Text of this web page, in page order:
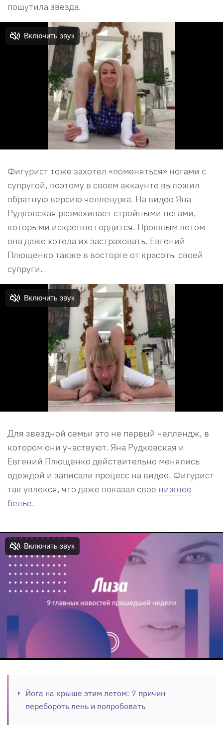
пошутила звезда.
Фигурист тоже захотел «поменяться» ногами с
супругой, поэтому в своем аккаунте выложил
обратную версию челленджа. На видео Яна
Рудковская размахивает стройными ногами,
которыми искренне гордится. Прошлым летом
она даже хотела их застраховать. Евгений
Плющенко также в восторге от красоты своей
супруги.
Для звездной семьи это не первый челлендж, в
котором они участвуют. Яна Рудковская и
Евгений Плющенко действительно менялись
одеждой и записали процесс на видео. Фигурист
так увлекся, что даже показал свое нижнее
белье.
Йога на крыше этим летом: 7 причин
перебороть лень и попробовать